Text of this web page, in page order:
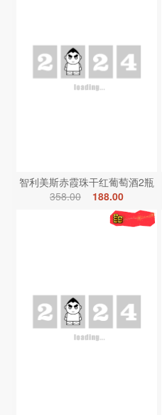
智利美斯赤霞珠干红葡萄酒2瓶
358.00
188.00